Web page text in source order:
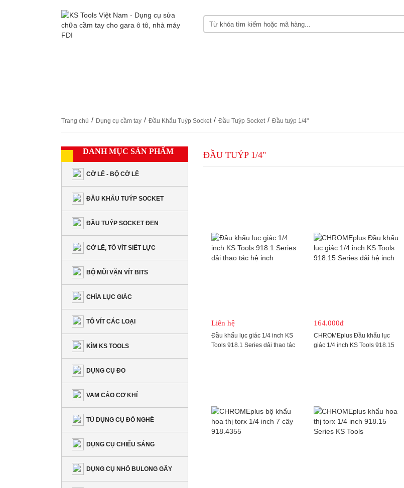
Trang chủ / Dụng cụ cầm tay / Đầu Khẩu Tuýp Socket / Đầu Tuýp Socket / Đầu tuýp 1/4"
DANH MỤC SẢN PHẨM
CỜ LÊ - BỘ CỜ LÊ
ĐẦU KHẨU TUÝP SOCKET
ĐẦU TUÝP SOCKET ĐEN
CỜ LÊ, TÔ VÍT SIẾT LỰC
BỘ MŨI VẶN VÍT BITS
CHÌA LỤC GIÁC
TÔ VÍT CÁC LOẠI
KÌM KS TOOLS
DỤNG CỤ ĐO
VAM CẢO CƠ KHÍ
TỦ DỤNG CỤ ĐỒ NGHỀ
DỤNG CỤ CHIẾU SÁNG
DỤNG CỤ NHỔ BULONG GÃY
ĐẦU TUÝP 1/4"
Liên hệ
Đầu khẩu lục giác 1/4 inch KS
Tools 918.1 Series dải thao tác
164.000đ
CHROMEplus Đầu khẩu lục
giác 1/4 inch KS Tools 918.15